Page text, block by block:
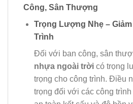
Công, Sân Thượng
Trọng Lượng Nhẹ –
Trình
Đối với ban công, sân
nhựa ngoài trờicó trọng
trọng cho công trình. Điều
trọng đối với các công